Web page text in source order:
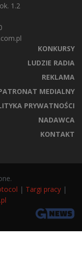
1.2
KONKURSY
LUDZIE RADIA
REKLAMA
MEDIALNY
PRYWATNOŚCI
NADAWCA
KONTAKT
| Targi pracy |